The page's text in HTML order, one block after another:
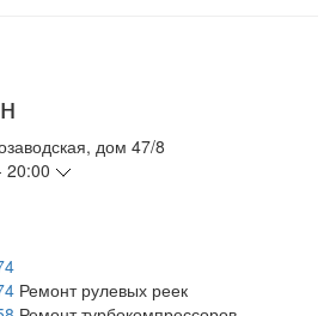
дом 47/8
20:00
Ремонт рулевых реек